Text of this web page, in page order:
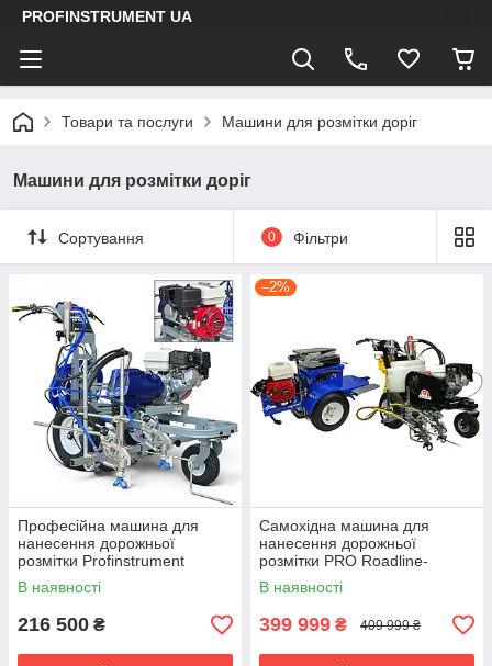
PROFINSTRUMENT UA
Товари та послуги Машини для розмітки доріг
Машини для розмітки доріг
Сортування 0 Фільтри
Професійна машина для
нанесення дорожньої
розмітки Profinstrument
HVBAN HB 5900 (Honda
GX160, 5,5 к.с.) на 2 пости
В наявності
216 500 ₴
–2%
Самохідна машина для
нанесення дорожньої
розмітки PRO Roadline-
400HS (10 л/хв)
В наявності
399 999 ₴ 409 999 ₴